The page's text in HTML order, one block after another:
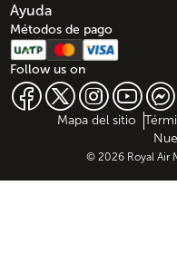
Ayuda
Métodos de pago
Follow us on
Web map
Mapa del sitio
© 2026 Royal Air